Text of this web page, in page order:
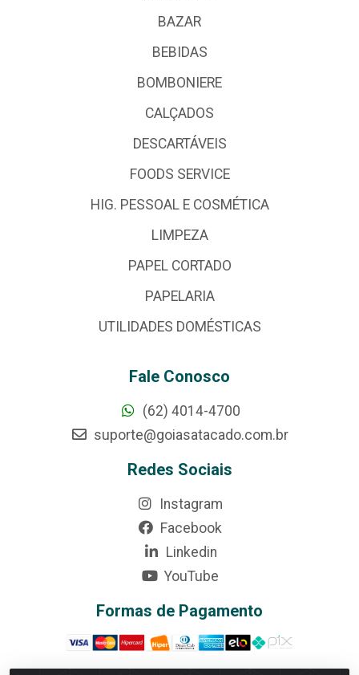
BAZAR
BEBIDAS
BOMBONIERE
CALÇADOS
DESCARTÁVEIS
FOODS SERVICE
HIG. PESSOAL E COSMÉTICA
LIMPEZA
PAPEL CORTADO
PAPELARIA
UTILIDADES DOMÉSTICAS
Fale Conosco
(62) 4014-4700
suporte@goiasatacado.com.br
Redes Sociais
Instagram
Facebook
Linkedin
YouTube
Formas de Pagamento